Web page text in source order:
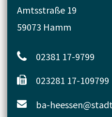
Amtsstraße 19
59073 Hamm
02381 17-9799
023281 17-109799
ba-